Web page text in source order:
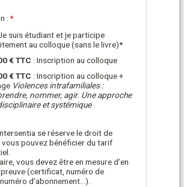
:
suis étudiant et je participe
au colloque (sans le livre)*
€ TTC : Inscription au colloque
€ TTC : Inscription au colloque +
Violences intrafamiliales :
nommer, agir. Une approche
et systémique
se réserve le droit de
pouvez bénéficier du tarif
vous devez être en mesure d’en
(certificat, numéro de
d’abonnement…).